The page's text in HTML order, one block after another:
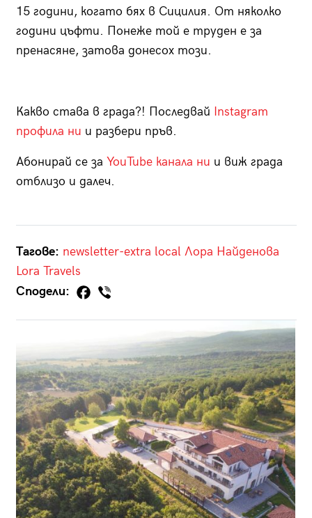
15 години, когато бях в Сицилия. От няколко
години цъфти. Понеже той е труден е за
пренасяне, затова донесох този.
Какво става в града?! Последвай Instagram
профила ни и разбери пръв.
Абонирай се за YouTube канала ни и виж града
отблизо и далеч.
Тагове: newsletter-extra local Лора Найденова
Lora Travels
Сподели: